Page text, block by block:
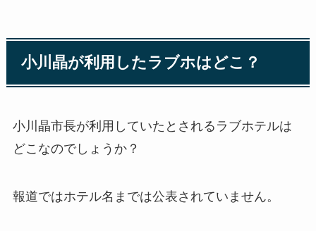
小川晶が利用したラブホはどこ？
小川晶市長が利用していたとされるラブホテルは
どこなのでしょうか？
報道ではホテル名までは公表されていません。